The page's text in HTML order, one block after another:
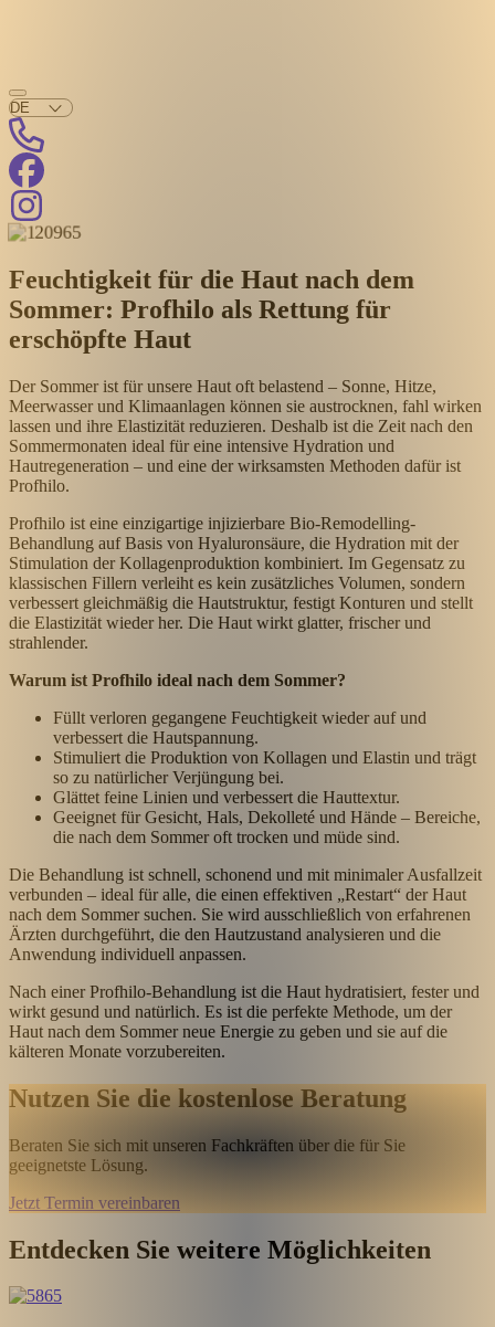
Feuchtigkeit für die Haut nach dem
Sommer: Profhilo als Rettung für
erschöpfte Haut
Der Sommer ist für unsere Haut oft belastend – Sonne, Hitze,
Meerwasser und Klimaanlagen können sie austrocknen, fahl wirken
lassen und ihre Elastizität reduzieren. Deshalb ist die Zeit nach den
Sommermonaten ideal für eine intensive Hydration und
Hautregeneration – und eine der wirksamsten Methoden dafür ist
Profhilo.
Profhilo ist eine einzigartige injizierbare Bio-Remodelling-
Behandlung auf Basis von Hyaluronsäure, die Hydration mit der
Stimulation der Kollagenproduktion kombiniert. Im Gegensatz zu
klassischen Fillern verleiht es kein zusätzliches Volumen, sondern
verbessert gleichmäßig die Hautstruktur, festigt Konturen und stellt
die Elastizität wieder her. Die Haut wirkt glatter, frischer und
strahlender.
Warum ist Profhilo ideal nach dem Sommer?
Füllt verloren gegangene Feuchtigkeit wieder auf und
verbessert die Hautspannung.
Stimuliert die Produktion von Kollagen und Elastin und trägt
so zu natürlicher Verjüngung bei.
Glättet feine Linien und verbessert die Hauttextur.
Geeignet für Gesicht, Hals, Dekolleté und Hände – Bereiche,
die nach dem Sommer oft trocken und müde sind.
Die Behandlung ist schnell, schonend und mit minimaler Ausfallzeit
verbunden – ideal für alle, die einen effektiven „Restart“ der Haut
nach dem Sommer suchen. Sie wird ausschließlich von erfahrenen
Ärzten durchgeführt, die den Hautzustand analysieren und die
Anwendung individuell anpassen.
Nach einer Profhilo-Behandlung ist die Haut hydratisiert, fester und
wirkt gesund und natürlich. Es ist die perfekte Methode, um der
Haut nach dem Sommer neue Energie zu geben und sie auf die
kälteren Monate vorzubereiten.
Nutzen Sie die kostenlose Beratung
Beraten Sie sich mit unseren Fachkräften über die für Sie
geeignetste Lösung.
Jetzt Termin vereinbaren
Entdecken Sie weitere Möglichkeiten